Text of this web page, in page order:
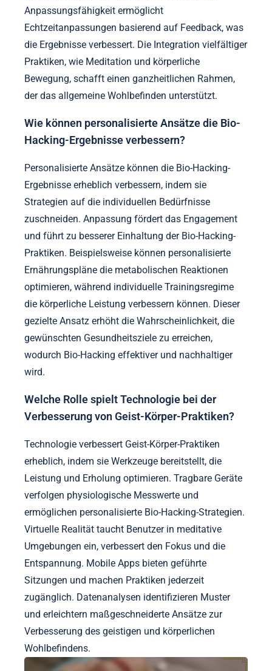
Anpassungsfähigkeit ermöglicht
Echtzeitanpassungen basierend auf Feedback, was
die Ergebnisse verbessert. Die Integration vielfältiger
Praktiken, wie Meditation und körperliche
Bewegung, schafft einen ganzheitlichen Rahmen,
der das allgemeine Wohlbefinden unterstützt.
Wie können personalisierte Ansätze die Bio-
Hacking-Ergebnisse verbessern?
Personalisierte Ansätze können die Bio-Hacking-
Ergebnisse erheblich verbessern, indem sie
Strategien auf die individuellen Bedürfnisse
zuschneiden. Anpassung fördert das Engagement
und führt zu besserer Einhaltung der Bio-Hacking-
Praktiken. Beispielsweise können personalisierte
Ernährungspläne die metabolischen Reaktionen
optimieren, während individuelle Trainingsregime
die körperliche Leistung verbessern können. Dieser
gezielte Ansatz erhöht die Wahrscheinlichkeit, die
gewünschten Gesundheitsziele zu erreichen,
wodurch Bio-Hacking effektiver und nachhaltiger
wird.
Welche Rolle spielt Technologie bei der
Verbesserung von Geist-Körper-Praktiken?
Technologie verbessert Geist-Körper-Praktiken
erheblich, indem sie Werkzeuge bereitstellt, die
Leistung und Erholung optimieren. Tragbare Geräte
verfolgen physiologische Messwerte und
ermöglichen personalisierte Bio-Hacking-Strategien.
Virtuelle Realität taucht Benutzer in meditative
Umgebungen ein, verbessert den Fokus und die
Entspannung. Mobile Apps bieten geführte
Sitzungen und machen Praktiken jederzeit
zugänglich. Datenanalysen identifizieren Muster
und erleichtern maßgeschneiderte Ansätze zur
Verbesserung des geistigen und körperlichen
Wohlbefindens.